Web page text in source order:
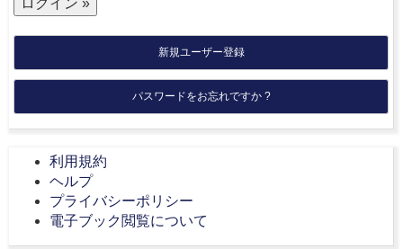
新規ユーザー登録
パスワードをお忘れですか ?
利用規約
ヘルプ
プライバシーポリシー
電子ブック閲覧について